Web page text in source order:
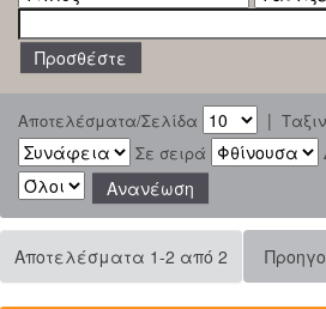
Αποτελέσματα/Σελίδα |
Σε σειρά
Αποτελέσματα 1-2 από 2